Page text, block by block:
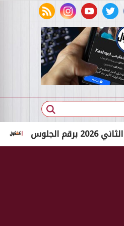
twitter
youtube
instagram
rss feed
بالاسم الثلاثي